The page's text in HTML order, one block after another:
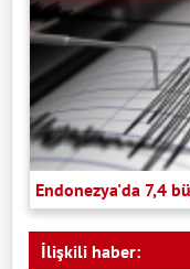
Endonezya'da 7,4
İlişkili haber: